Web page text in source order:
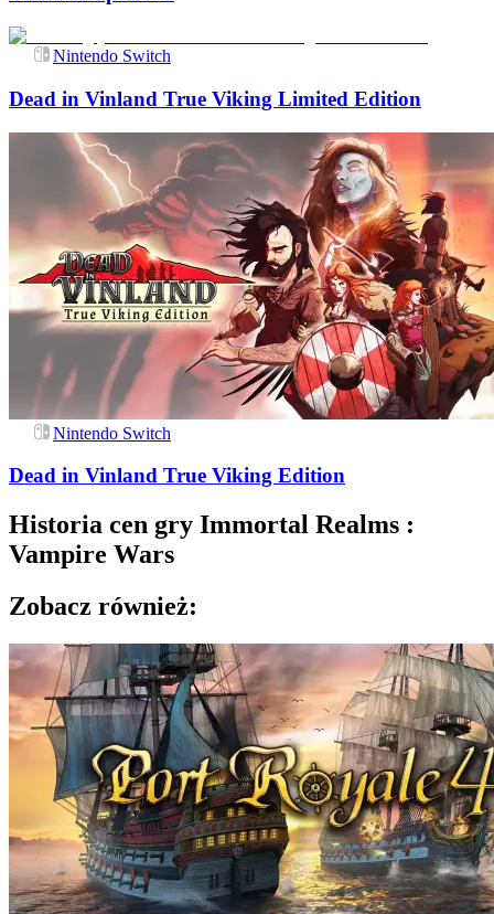
Nintendo Switch
Dead in Vinland True Viking Limited Edition
Nintendo Switch
Dead in Vinland True Viking Edition
Historia cen gry Immortal Realms :
Vampire Wars
Zobacz również: